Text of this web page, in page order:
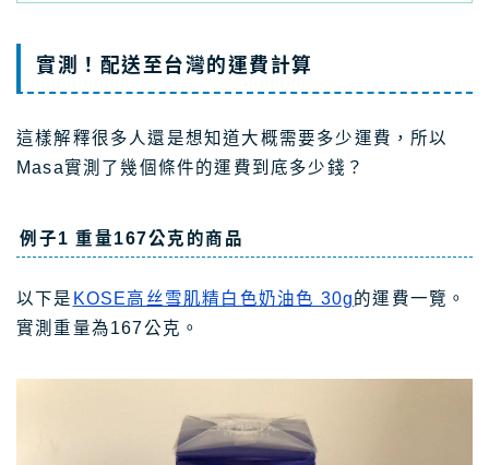
實測！配送至台灣的運費計算
這樣解釋很多人還是想知道大概需要多少運費，所以
Masa實測了幾個條件的運費到底多少錢？
例子1 重量167公克的商品
以下是 KOSE高丝雪肌精白色奶油色 30g的運費一覽。
實測重量為167公克。